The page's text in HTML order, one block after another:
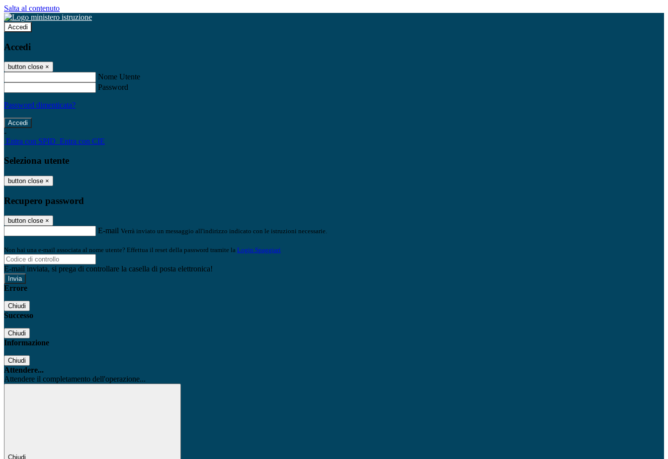
Salta al contenuto
Accedi
Accedi
button close ×
Nome Utente
Password
Password dimenticata?
-
Entra con SPID Entra con CIE
Seleziona utente
button close ×
Recupero password
button close ×
E-mail Verrà inviato un messaggio all'indirizzo indicato con le istruzioni necessarie.
Non hai una e-mail associata al nome utente? Effettua il reset della password tramite la Login Spaggiari
E-mail inviata, si prega di controllare la casella di posta elettronica!
Errore
Chiudi
Successo
Chiudi
Informazione
Chiudi
Attendere...
Attendere il completamento dell'operazione...
Chiudi